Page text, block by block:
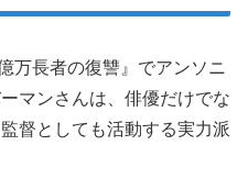
万長者の復讐』でアンソニ
マンさんは、俳優だけでな
督としても活動する実力派